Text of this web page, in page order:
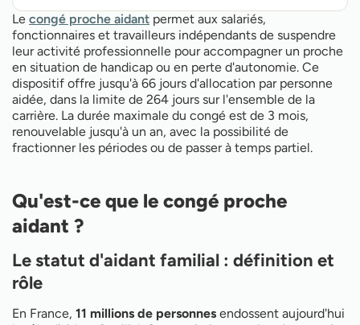
Le congé proche aidant permet aux salariés,
fonctionnaires et travailleurs indépendants de suspendre
leur activité professionnelle pour accompagner un proche
en situation de handicap ou en perte d'autonomie. Ce
dispositif offre jusqu'à 66 jours d'allocation par personne
aidée, dans la limite de 264 jours sur l'ensemble de la
carrière. La durée maximale du congé est de 3 mois,
renouvelable jusqu'à un an, avec la possibilité de
fractionner les périodes ou de passer à temps partiel.
Qu'est-ce que le congé proche
aidant ?
Le statut d'aidant familial : définition et
rôle
En France, 11 millions de personnes endossent aujourd'hui
Qu'est-ce que le congé proche aidant ?
Les conditions d'éligibilité au congé
La durée du congé proche aidant
L'allocation journalière (AJPA) en détail
Comment faire la demande de congé ?
Les droits pendant le congé
L'accompagnement des parents âgés
La fin anticipée du congé